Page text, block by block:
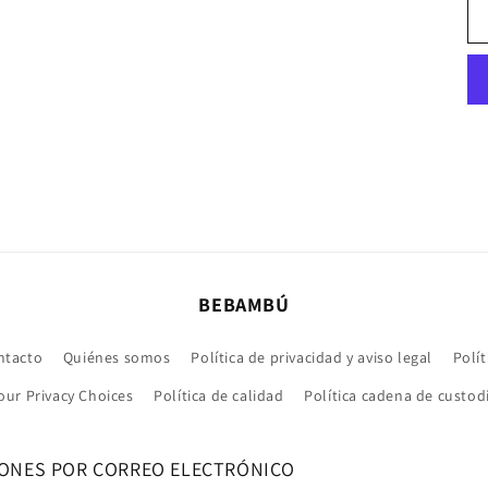
BEBAMBÚ
Quiénes somos Política de privacidad y aviso legal
Privacy Choices
Política de calidad Política cadena de
POR CORREO ELECTRÓNICO